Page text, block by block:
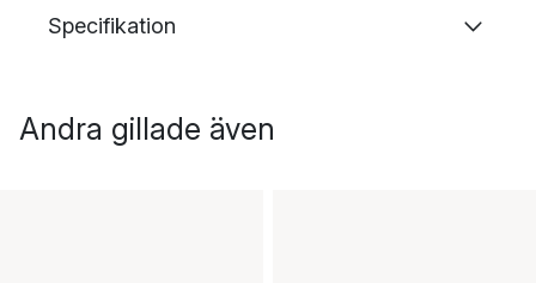
Specifikation
Andra gillade även